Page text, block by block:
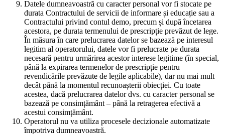
Datele dumneavoastră cu caracter personal vor fi stocate pe
durata Contractului de servicii de informare și educație sau a
Contractului privind contul demo, precum și după încetarea
acestora, pe durata termenului de prescripție prevăzut de lege.
În măsura în care prelucrarea datelor se bazează pe interesul
legitim al operatorului, datele vor fi prelucrate pe durata
necesară pentru urmărirea acestor interese legitime (în special,
până la expirarea termenelor de prescripție pentru
revendicările prevăzute de legile aplicabile), dar nu mai mult
decât până la momentul recunoașterii obiecției. Cu toate
acestea, dacă prelucrarea datelor dvs. cu caracter personal se
bazează pe consimțământ – până la retragerea efectivă a
acestui consimțământ.
Operatorul nu va utiliza procesele decizionale automatizate
împotriva dumneavoastră.